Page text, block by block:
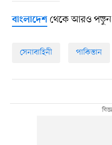
বাংলাদেশথেকে আরও পড়ুন
সেনাবাহিনী পাকিস্তান